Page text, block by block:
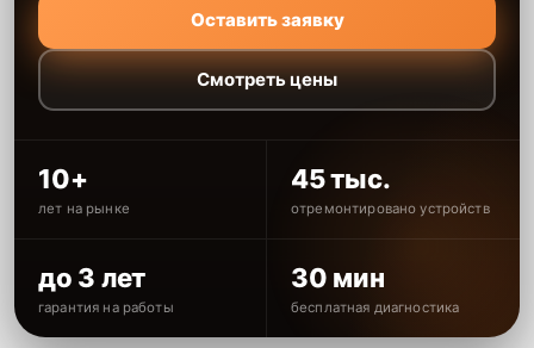
Оставить заявку
Смотреть цены
10+
лет на рынке
45 тыс.
отремонтировано устройств
до 3 лет
гарантия на работы
30 мин
бесплатная диагностика